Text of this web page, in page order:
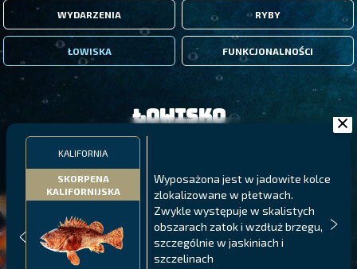
WYDARZENIA RYBY
ŁOWISKA FUNKCJONALNOŚCI
KALIFORNIA
SKORPENA
KALIFORNIJSKA
Wyposażona jest w jadowite kolce
zlokalizowane w płetwach.
Zwykle występuje w skalistych
obszarach zatok i wzdłuż brzegu,
szczególnie w jaskiniach i
szczelinach
Łowisko